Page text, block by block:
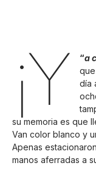
“
¡Y a
día
su memoria es que
Van color blanco y
Apenas
manos aferradas a